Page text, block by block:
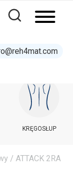
500 132 274
KRĘGOSŁUP
/ ATTACK 2RA